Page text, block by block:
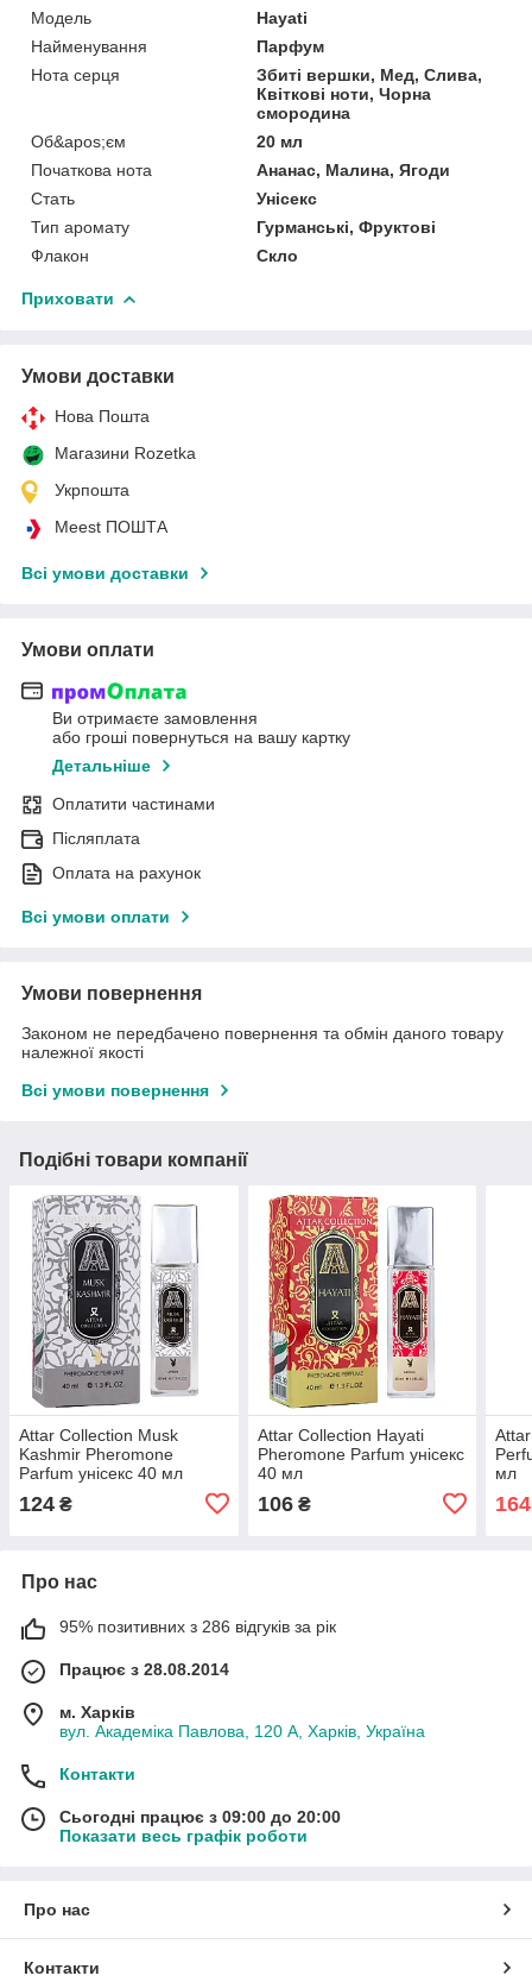
Мoдель
Hayati
Найменування
Парфум
Нота серця
Збиті вершки, Мед, Слива,
Квіткові ноти, Чорна
смородина
Об&apos;єм
20 мл
Початкова нота
Ананас, Малина, Ягоди
Стать
Унісекс
Тип аромату
Гурманські, Фруктові
Флакон
Скло
Приховати
Умови доставки
Нова Пошта
Магазини Rozetka
Укрпошта
Meest ПОШТА
Всі умови доставки
Умови оплати
Ви отримаєте замовлення
або гроші повернуться на вашу картку
Детальніше
Оплатити частинами
Післяплата
Оплата на рахунок
Всі умови оплати
Умови повернення
Законом не передбачено повернення та обмін даного товару
належної якості
Всі умови повернення
Подібні товари компанії
Attar Collection Musk
Kashmir Pheromone
Parfum унісекс 40 мл
124 ₴
Attar Collection Hayati
Pheromone Parfum унісекс
40 мл
106₴
мл
Про нас
95% позитивних з 286 відгуків за рік
Працює з 28.08.2014
м. Харків
вул. Академіка Павлова, 120 А, Харків, Україна
Контакти
Сьогодні працює з 09:00 до 20:00
Показати весь графік роботи
Про нас
Контакти